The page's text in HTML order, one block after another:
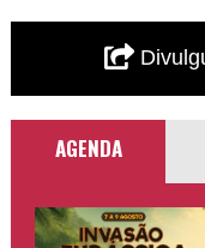
AGENDA